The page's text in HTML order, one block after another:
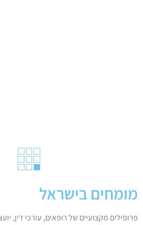
מומחים בישראל
פרופילים מקצועיים של רופאים, עורכי דין,